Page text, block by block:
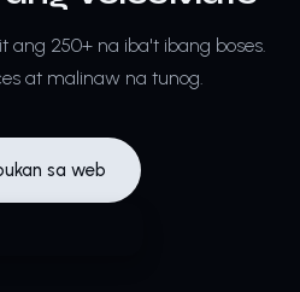
250+ na iba't ibang boses.
at malinaw na tunog.
sa web